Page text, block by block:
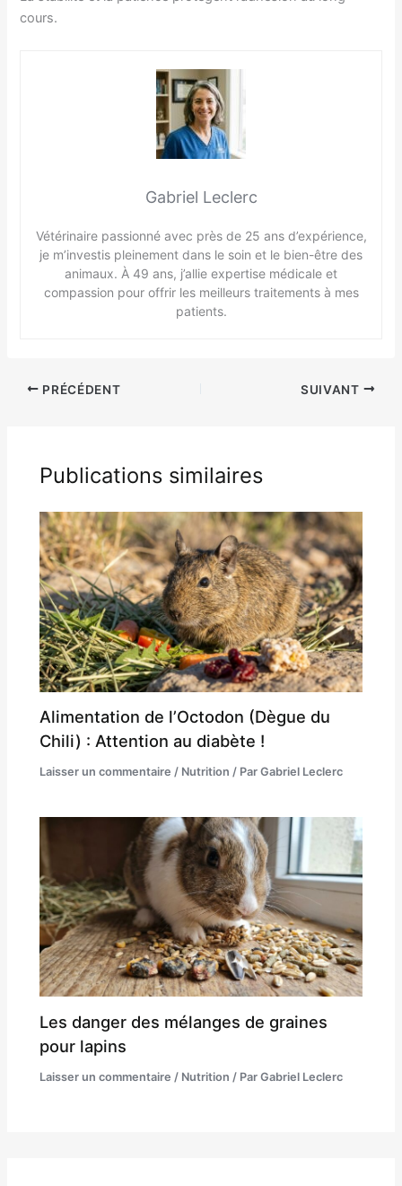
cours.
Gabriel Leclerc
Vétérinaire passionné avec près de 25 ans d’expérience,
je m’investis pleinement dans le soin et le bien-être des
animaux. À 49 ans, j’allie expertise médicale et
compassion pour offrir les meilleurs traitements à mes
patients.
PRÉCÉDENT SUIVANT
Publications similaires
Alimentation de l’Octodon (Dègue du
Chili) : Attention au diabète !
Laisser un commentaire / Nutrition / ParGabriel Leclerc
Les danger des mélanges de graines
pour lapins
Laisser un commentaire / Nutrition / ParGabriel Leclerc